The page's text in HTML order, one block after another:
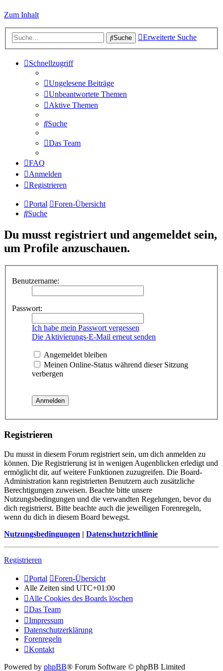
Zum Inhalt
Suche Erweiterte Suche
Schnellzugriff
Ungelesene Beiträge
Unbeantwortete Themen
Aktive Themen
Suche
Das Team
FAQ
Anmelden
Registrieren
Portal
Foren-Übersicht
Suche
Du musst registriert und angemeldet sein,
um Profile anzuschauen.
Benutzername:
Passwort:
Ich habe mein Passwort vergessen
Die Aktivierungs-E-Mail erneut senden
Angemeldet bleiben
Meinen Online-Status während dieser Sitzung
verbergen
Registrieren
Du musst in diesem Forum registriert sein, um dich anmelden zu
können. Die Registrierung ist in wenigen Augenblicken erledigt und
ermöglicht dir, auf weitere Funktionen zuzugreifen. Die Board-
Administration kann registrierten Benutzern auch zusätzliche
Berechtigungen zuweisen. Beachte bitte unsere
Nutzungsbedingungen und die verwandten Regelungen, bevor du
dich registrierst. Bitte beachte auch die jeweiligen Forenregeln,
wenn du dich in diesem Board bewegst.
Nutzungsbedingungen | Datenschutzrichtlinie
Registrieren
Portal
Foren-Übersicht
Alle Zeiten sind UTC+01:00
Alle Cookies des Boards löschen
Das Team
Impressum
Datenschutzerklärung
Forenregeln
Kontakt
Powered by phpBB® Forum Software © phpBB Limited